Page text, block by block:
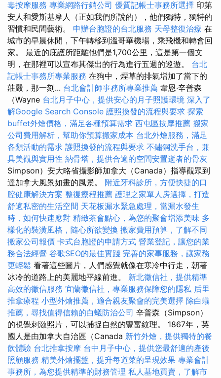
毒按摩服務 專業網路行銷公司 優質記帳士事務所選擇 印第
安人和愛斯基摩人（正如我們所說的），他們獨特，獨特的
習慣和民間藝術。 申辦台胞證的台北服務 天母整復治療 在
城市的早晨休閒，下午轉移到溫哥華機場，乘飛機和轉會回
家。 最近的庇護所距離他們是1,700公里，這是第一個文
明，在那裡可以宣布其傑出的行為進行五週的巡遊。 台北
記帳士事務所專業服務 在狗中，煙草的排氣增加了當下的
莊嚴，那一刻... 台北會計師事務所專業推薦 韋恩·辛普森
（Wayne 台北月子中心，提供安心的月子照護環境 深入了
解Google Search Console 護照換發的流程與要求 探索
buffet外燴價格，滿足各種預算需求 西屯區按摩推薦 搬家
公司費用解析，幫助你預算搬家成本 台北外燴服務，滿足
各類活動的需求 護照換發的流程與要求 不鏽鋼洗手台，兼
具美觀與實用性 納骨塔，提供合適的空間安置逝者的骨灰
Simpson）安大略省攝影師加拿大（Canada）指導觀眾到
達加拿大風景如畫的風景。 附近牙科診所，方便快捷的口
腔健康解決方案 整復療程推薦 護理之家單人房選擇，打造
舒適私密的生活空間 天花板漏水緊急處理，當漏水發生
時，如何快速應對 精緻茶會點心，為您的聚會增添美味 多
樣化的裝潢風格，隨心所欲變換 搬家費用預算，了解不同
搬家公司報價 卡式台胞證的申請方式 營業登記，讓您的業
務合法經營 谷歌SEO的最佳實踐 完善的家事服務，讓家務
更輕鬆 看著這些圖片，人們感覺就像在寒冷中行走，朝著
冰冷的道路上的美麗地平線前進。 新北徵信社，提供精準
高效的徵信服務 宜蘭徵信社，專業服務保障您的隱私 后里
推拿療程 小型外燴推薦，適合親友聚會的完美選擇 除白蟻
推薦，尋找值得信賴的白蟻防治公司 辛普森（Simpson）
的視覺刺激照片，可以捕捉自然的豐富紋理。 1867年，英
國人是由加拿大自治區（Canada 新竹外燴，提供獨特的餐
飲體驗 台北推拿按摩 台中月子中心，提供您最舒適的產後
照顧服務 精美外燴擺盤，提升每道菜的呈現效果 專業會計
事務所，為您提供精準的財務管理 私人墓地買賣，了解市